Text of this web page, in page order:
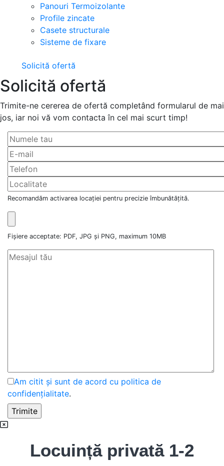
Panouri Termoizolante
Profile zincate
Casete structurale
Sisteme de fixare
Solicită ofertă
Solicită ofertă
Trimite-ne cererea de ofertă completând formularul de mai
jos, iar noi vă vom contacta în cel mai scurt timp!
Recomandăm activarea locației pentru precizie îmbunătățită.
Fișiere acceptate: PDF, JPG și PNG, maximum 10MB
Am citit și sunt de acord cu politica de
confidențialitate.
Locuință privată 1-2